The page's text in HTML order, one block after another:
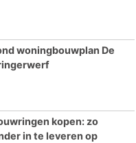
woningbouwplan De
kopen: zo
in te leveren op